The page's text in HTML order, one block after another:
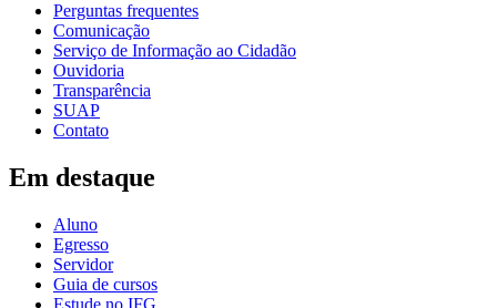
Perguntas frequentes
Comunicação
Serviço de Informação ao Cidadão
Ouvidoria
Transparência
SUAP
Contato
Em destaque
Aluno
Egresso
Servidor
Guia de cursos
Estude no IFG